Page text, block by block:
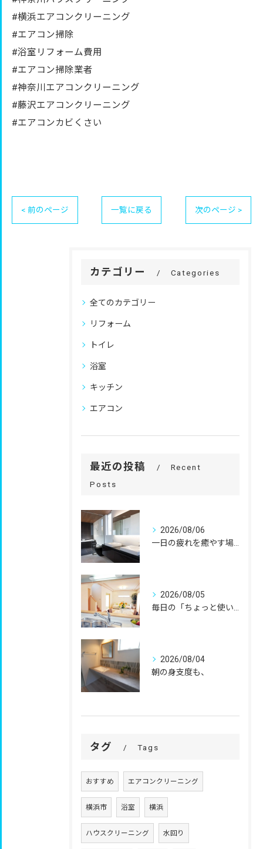
#横浜エアコンクリーニング
#エアコン掃除
#浴室リフォーム費用
#エアコン掃除業者
#神奈川エアコンクリーニング
#藤沢エアコンクリーニング
#エアコンカビくさい
< 前のページ 一覧に戻る 次のページ >
カテゴリー Categories
全てのカテゴリー
リフォーム
トイレ
浴室
キッチン
エアコン
最近の投稿
Recent
Posts
2026/08/06
2026/08/05
2026/08/04
朝の身支度も、
タグ Tags
おすすめ エアコンクリーニング
横浜市 浴室 横浜
ハウスクリーニング 水回り